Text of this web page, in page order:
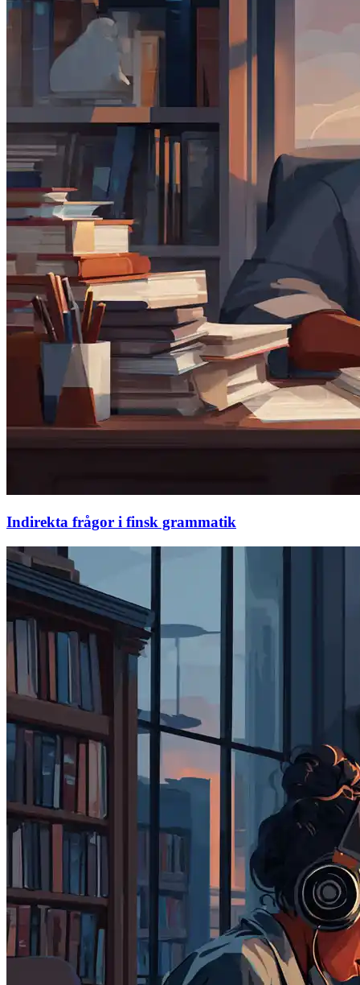
Indirekta frågor i finsk grammatik